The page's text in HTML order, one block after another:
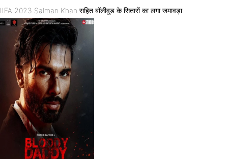
IIFA 2023 Salman Khan सहित बॉलीवुड के सितारों का लगा जमावड़ा